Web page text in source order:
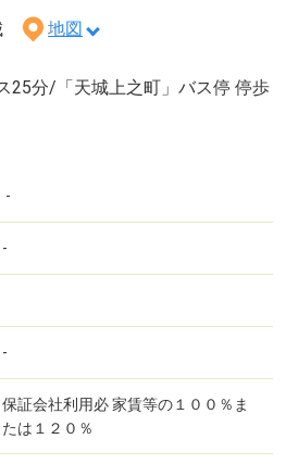
地図
25分/「天城上之町」バス停 停歩
-
-
-
保証会社利用必 家賃等の１００％ま
たは１２０％